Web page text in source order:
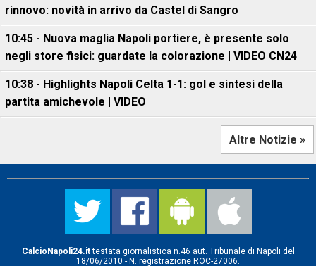
rinnovo: novità in arrivo da Castel di Sangro
10:45 - Nuova maglia Napoli portiere, è presente solo
negli store fisici: guardate la colorazione | VIDEO CN24
10:38 - Highlights Napoli Celta 1-1: gol e sintesi della
partita amichevole | VIDEO
Altre Notizie »
CalcioNapoli24.ittestata giornalistica n.46 aut. Tribunale di Napoli del
18/06/2010 - N. registrazione ROC-27006.